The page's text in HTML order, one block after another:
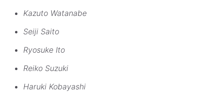
Kazuto Watanabe
Seiji Saito
Ryosuke Ito
Reiko Suzuki
Haruki Kobayashi